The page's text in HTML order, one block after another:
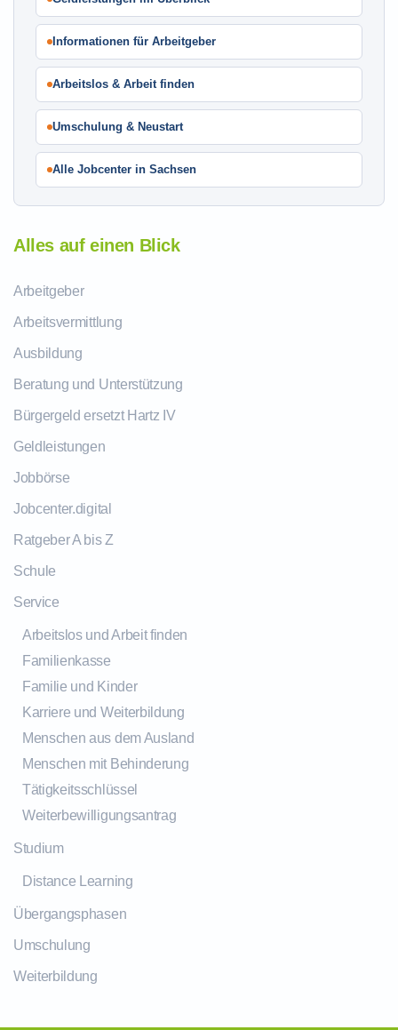
Informationen für Arbeitgeber
Arbeitslos & Arbeit finden
Umschulung & Neustart
Alle Jobcenter in Sachsen
Alles auf einen Blick
Arbeitgeber
Arbeitsvermittlung
Ausbildung
Beratung und Unterstützung
Bürgergeld ersetzt Hartz IV
Geldleistungen
Jobbörse
Jobcenter.digital
Ratgeber A bis Z
Schule
Service
Arbeitslos und Arbeit finden
Familienkasse
Familie und Kinder
Karriere und Weiterbildung
Menschen aus dem Ausland
Menschen mit Behinderung
Tätigkeitsschlüssel
Weiterbewilligungsantrag
Studium
Distance Learning
Übergangsphasen
Umschulung
Weiterbildung